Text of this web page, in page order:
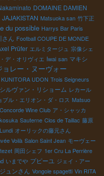
DOMAINE DAMIEN
JAJAKISTAN Matsuoka san 竹下正
du possible Harrys Bar Paris
さん Football COUPE DE MONDE
Prüfer エルミタージュ 宗像シェ
デ・オリヴィエ Iwai san マキシ
ョレー・ヌーヴォー
UDON Trois Seigneurs
シルヴァン・リショーム レカール
ブル・エリオン・ダ・ロス Matsuo
Wine Club ア・シャッカ
Sauterne Clos de Taillac 藤原
オーリックの藤元さん
Voilà Salon Saint Jean モーヴェー
岡田シェフ 1er Cru La Perrière
いまでや プピーユ ジェイ・アー
ジュンさん Vongole spagetti Vin RITA